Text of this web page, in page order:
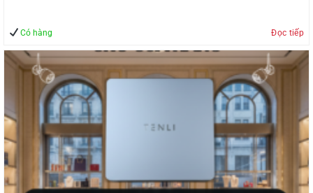
Có hàng Đọc tiếp